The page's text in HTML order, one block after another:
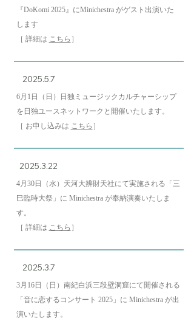
『DoKomi 2025』にMinichestra がゲスト出演いた
します
［ 詳細は こちら ］
2025.5.7
6月1日（日）日独ミュージックカルチャーシップ
を日独ユースネットワークと開催いたします。
［ お申し込みは こちら ］
2025.3.22
4月30日（水）天河大辨財天社にて実施される「 三
巳臨時大祭」 に Minichestra が奉納演奏いたしま
す。
［ 詳細は こちら ］
2025.3.7
3月16日（日）南紀白浜三段壁洞窟にて開催される
「音に恋するコンサート 2025」に Minichestra が出
演いたします。